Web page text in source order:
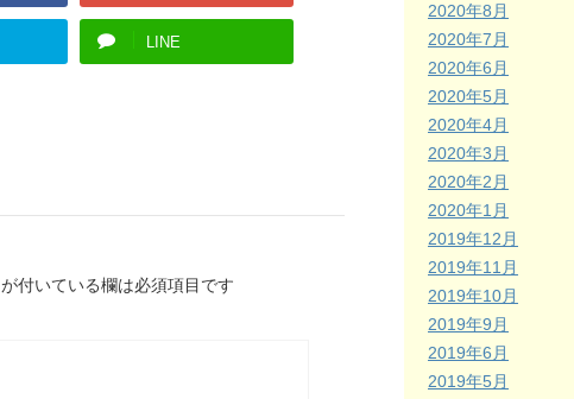
LINE
が付いている欄は必須項目です
2020年8月
2020年7月
2020年6月
2020年5月
2020年4月
2020年3月
2020年2月
2020年1月
2019年12月
2019年11月
2019年10月
2019年9月
2019年6月
2019年5月